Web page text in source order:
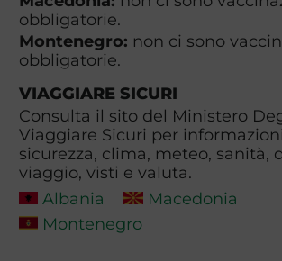
obbligatorie.
Montenegro: non ci sono
obbligatorie.
VIAGGIARE SICURI
Consulta il sito del Ministero
Viaggiare Sicuri per
sicurezza, clima, meteo, sanità,
viaggio, visti e valuta.
Albania
Macedonia
Montenegro